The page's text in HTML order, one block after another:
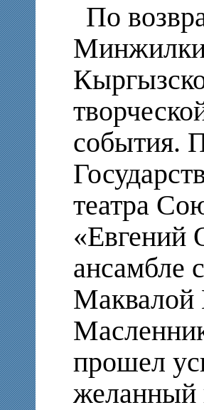
По
события.
театра
«Евгений
ансамбле
Маквалой
прошел
желанный